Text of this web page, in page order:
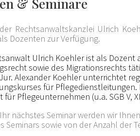
Rechtsanwaltskanzlei Ulrich
Dozenten zur Verfügung.
Ulrich Koehler ist als
sowie des Migrationsrechts
Alexander Koehler unterrichtet
für
für Pflegeunternehmen (u.a. SGB V,
nächstes Seminar werden wir
Seminars sowie von der Anzahl der